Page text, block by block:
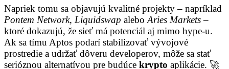
Napriek tomu sa objavujú kvalitné projekty – napríklad
Pontem Network, Liquidswap alebo Aries Markets–
ktoré dokazujú, že sieť má potenciál aj mimo hype-u.
Ak sa tímu Aptos podarí stabilizovať vývojové
prostredie a udržať dôveru developerov, môže sa stať
serióznou alternatívou pre budúce krypto aplikácie. 🚀